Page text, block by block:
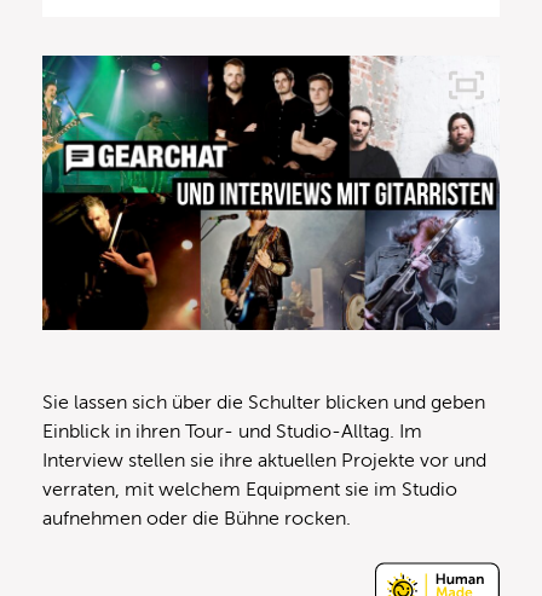
Sie lassen sich über die Schulter blicken und geben
Einblick in ihren Tour- und Studio-Alltag. Im
Interview stellen sie ihre aktuellen Projekte vor und
verraten, mit welchem Equipment sie im Studio
aufnehmen oder die Bühne rocken.